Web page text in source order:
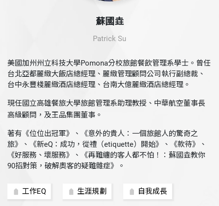
蘇國垚
Patrick Su
美國加州州立科技大學Pomona分校旅館餐飲管理系學士。曾任
台北亞都麗緻大飯店總經理、麗緻管理顧問公司執行副總裁、
台中永豐棧麗緻酒店總經理、台南大億麗緻酒店總經理。
現任國立高雄餐旅大學旅館管理系助理教授、中華航空董事長
高級顧問，及王品集團董事。
著有《位位出冠軍》、《意外的貴人：一個旅館人的驚奇之
旅》、《新eQ：成功，從禮（etiquette）開始》、《款待》、
《好服務、壞服務》、《再難纏的客人都不怕！：蘇國垚教你
90招對策，破解奧客的疑難雜症》。
工作EQ 生涯規劃 自我成長